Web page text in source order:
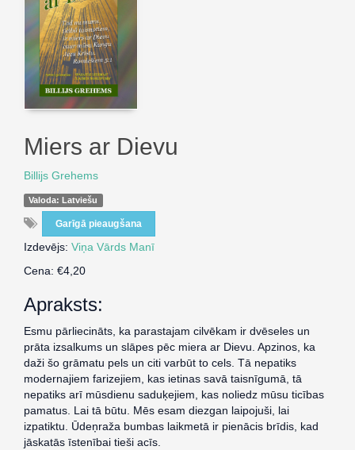
Miers ar Dievu
Billijs Grehems
Valoda: Latviešu
Garīgā pieaugšana
Izdevējs: Viņa Vārds Manī
Cena: €4,20
Apraksts:
Esmu pārliecināts, ka parastajam cilvēkam ir dvēseles un
prāta izsalkums un slāpes pēc miera ar Dievu. Apzinos, ka
daži šo grāmatu pels un citi varbūt to cels. Tā nepatiks
modernajiem farizejiem, kas ietinas savā taisnīgumā, tā
nepatiks arī mūsdienu saduķejiem, kas noliedz mūsu ticības
pamatus. Lai tā būtu. Mēs esam diezgan laipojuši, lai
izpatiktu. Ūdeņraža bumbas laikmetā ir pienācis brīdis, kad
jāskatās īstenībai tieši acīs.